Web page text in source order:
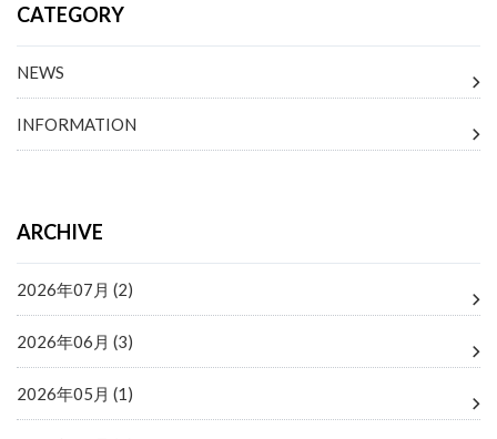
CATEGORY
NEWS
INFORMATION
ARCHIVE
2026年07月 (2)
2026年06月 (3)
2026年05月 (1)